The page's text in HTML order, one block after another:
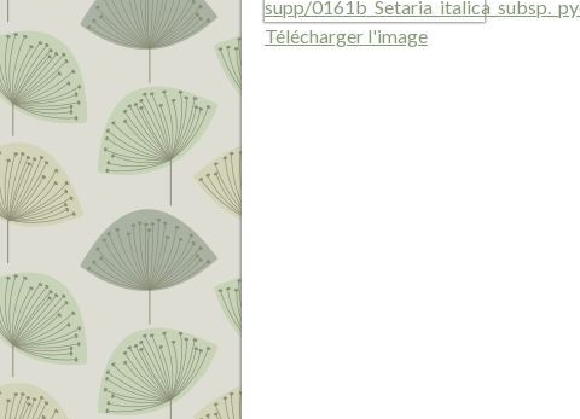
Télécharger l'image